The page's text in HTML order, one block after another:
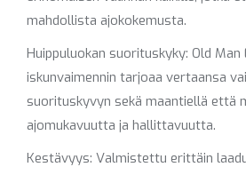
mahdollista ajokokemusta.
Huippuluokan suorituskyky: Old Man
iskunvaimennin tarjoaa vertaansa
suorituskyvyn sekä maantiellä että
ajomukavuutta ja hallittavuutta.
Kestävyys: Valmistettu erittäin